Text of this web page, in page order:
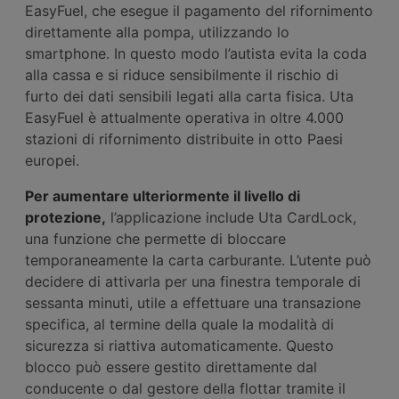
EasyFuel, che esegue il pagamento del rifornimento
direttamente alla pompa, utilizzando lo
smartphone. In questo modo l’autista evita la coda
alla cassa e si riduce sensibilmente il rischio di
furto dei dati sensibili legati alla carta fisica. Uta
EasyFuel è attualmente operativa in oltre 4.000
stazioni di rifornimento distribuite in otto Paesi
europei.
Per aumentare ulteriormente il livello di
protezione, l’applicazione include Uta CardLock,
una funzione che permette di bloccare
temporaneamente la carta carburante. L’utente può
decidere di attivarla per una finestra temporale di
sessanta minuti, utile a effettuare una transazione
specifica, al termine della quale la modalità di
sicurezza si riattiva automaticamente. Questo
blocco può essere gestito direttamente dal
conducente o dal gestore della flottar tramite il